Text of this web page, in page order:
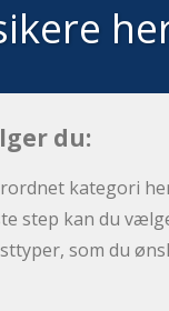
du:
kategori
step kan du
som du